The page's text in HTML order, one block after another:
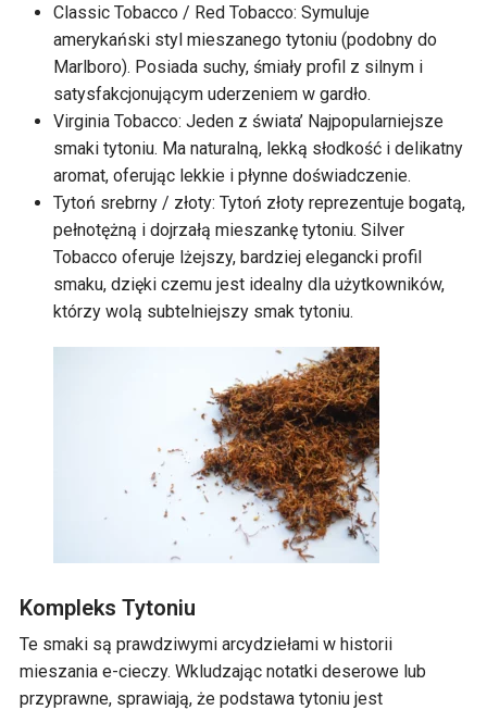
Classic Tobacco / Red Tobacco: Symuluje
amerykański styl mieszanego tytoniu (podobny do
Marlboro). Posiada suchy, śmiały profil z silnym i
satysfakcjonującym uderzeniem w gardło.
Virginia Tobacco: Jeden z świata’ Najpopularniejsze
smaki tytoniu. Ma naturalną, lekką słodkość i delikatny
aromat, oferując lekkie i płynne doświadczenie.
Tytoń srebrny / złoty: Tytoń złoty reprezentuje bogatą,
pełnotężną i dojrzałą mieszankę tytoniu. Silver
Tobacco oferuje lżejszy, bardziej elegancki profil
smaku, dzięki czemu jest idealny dla użytkowników,
którzy wolą subtelniejszy smak tytoniu.
Kompleks Tytoniu
Te smaki są prawdziwymi arcydziełami w historii
mieszania e-cieczy. Wkludzając notatki deserowe lub
przyprawne, sprawiają, że podstawa tytoniu jest